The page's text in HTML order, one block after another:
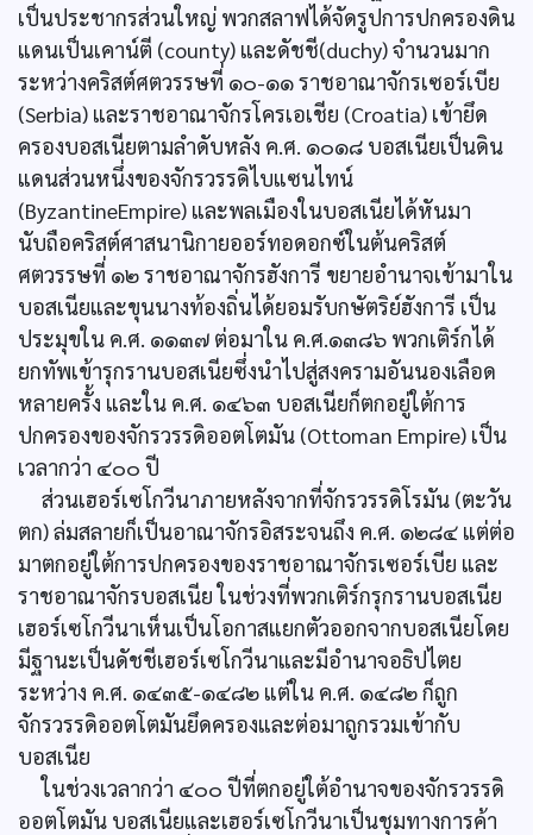
เป็นประชากรส่วนใหญ่ พวกสลาฟได้จัดรูปการปกครองดิน
แดนเป็นเคาน์ตี (county) และดัชชี(duchy) จำนวนมาก
ระหว่างคริสต์ศตวรรษที่ ๑๐-๑๑ ราชอาณาจักรเซอร์เบีย
(Serbia) และราชอาณาจักรโครเอเชีย (Croatia) เข้ายึด
ครองบอสเนียตามลำดับหลัง ค.ศ. ๑๐๑๘ บอสเนียเป็นดิน
แดนส่วนหนึ่งของจักรวรรดิไบแซนไทน์
(ByzantineEmpire) และพลเมืองในบอสเนียได้หันมา
นับถือคริสต์ศาสนานิกายออร์ทอดอกซ์ในต้นคริสต์
ศตวรรษที่ ๑๒ ราชอาณาจักรฮังการี ขยายอำนาจเข้ามาใน
บอสเนียและขุนนางท้องถิ่นได้ยอมรับกษัตริย์ฮังการี เป็น
ประมุขใน ค.ศ. ๑๑๓๗ ต่อมาใน ค.ศ.๑๓๘๖ พวกเติร์กได้
ยกทัพเข้ารุกรานบอสเนียซึ่งนำไปสู่สงครามอันนองเลือด
หลายครั้ง และใน ค.ศ. ๑๔๖๓ บอสเนียก็ตกอยู่ใต้การ
ปกครองของจักรวรรดิออตโตมัน (Ottoman Empire) เป็น
เวลากว่า ๔๐๐ ปี
ส่วนเฮอร์เซโกวีนาภายหลังจากที่จักรวรรดิโรมัน (ตะวัน
ตก) ล่มสลายก็เป็นอาณาจักรอิสระจนถึง ค.ศ. ๑๒๘๔ แต่ต่อ
มาตกอยู่ใต้การปกครองของราชอาณาจักรเซอร์เบีย และ
ราชอาณาจักรบอสเนีย ในช่วงที่พวกเติร์กรุกรานบอสเนีย
เฮอร์เซโกวีนาเห็นเป็นโอกาสแยกตัวออกจากบอสเนียโดย
มีฐานะเป็นดัชชีเฮอร์เซโกวีนาและมีอำนาจอธิปไตย
ระหว่าง ค.ศ. ๑๔๓๕-๑๔๘๒ แต่ใน ค.ศ. ๑๔๘๒ ก็ถูก
จักรวรรดิออตโตมันยึดครองและต่อมาถูกรวมเข้ากับ
บอสเนีย
ในช่วงเวลากว่า ๔๐๐ ปีที่ตกอยู่ใต้อำนาจของจักรวรรดิ
ออตโตมัน บอสเนียและเฮอร์เซโกวีนาเป็นชุมทางการค้า